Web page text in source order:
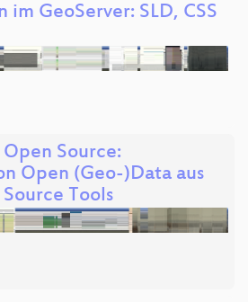
im GeoServer: SLD, CSS
Source:
Open (Geo-)Data aus
Tools